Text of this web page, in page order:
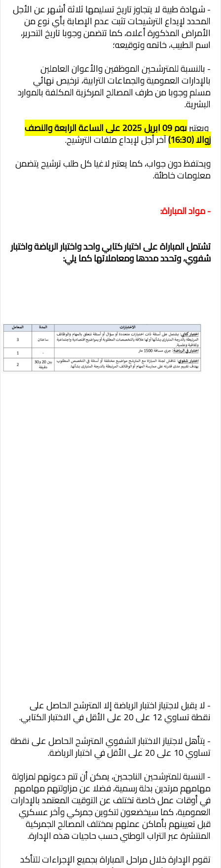
- شهادة طبية لا يتجاوز تاريخ تسليمها ثلاثة أشهر عن الأجل
المحدد لإيداع الترشيحات تثبت عدم الإصابة بأي نوع من
الأمراض المذكورة أعلاه، كما تتضمن وجوبا تاريخ التحرير،
اسم الطبيب، خاتمه وتوقيعه؛
- بالنسبة للمترشحين الموظفين والأعوان العاملين
بالإدارات العمومية والجماعات الترابية، ترخيص نهائي
مسلم وجوبا من طرف المصالح المركزية المكلفة بالموارد
البشرية.
ويعتبر
يوم 09 ابريل 2025 على الساعة الرابعة والنصف
زوالا (16:30)
آخر أجل لإيداع ملفات الترشيح.
ويحتفظ دون جواب، كما يعتبر لاغيا كل طلب ترشيح يتضمن
معلومات خاطئة.
- مواد المباراة:
تشتمل المباراة على اختبار كتابي واحد واختبار الرياضة واختبار
شفوي، وتحدد مددها ومعاملاتها كما يلي:
- لا يقبل لاجتياز اختبار الرياضة إلا المترشح الحاصل على
نقطة تساوي 12 على 20 على الأقل في الاختبار الكتابي.
- يتأهل لاجتياز الاختبار الشفوي المترشح الحاصل على نقطة
تساوي 10 على 20 على الأقل في اختبار الرياضة.
- النسبة للمترشحين الناجحين، يمكن أن تتم دعوتهم لمزاولة
مهامهم مرتدين بدلة رسمية، فضلا عن مزاولتهم مهامهم
في أوقات عمل خاصة تختلف عن التوقيت المعتمد بالإدارات
العمومية، كما سيخضعون لتكوين جمركي وآخر عسكري
قبل تعيينهم بأماكن عملهم بمختلف المصالح الجمركية
المنتشرة عبر التراب الوطني حسب حاجيات هذه الإدارة.
تقوم الإدارة خلال مراحل المباراة بجميع الإجراءات للتأكد